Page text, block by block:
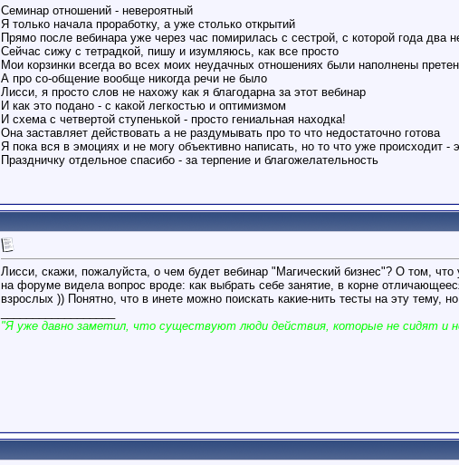
Семинар отношений - невероятный
Я только начала проработку, а уже столько открытий
Прямо после вебинара уже через час помирилась с сестрой, с которой года два
Сейчас сижу с тетрадкой, пишу и изумляюсь, как все просто
Мои корзинки всегда во всех моих неудачных отношениях были наполнены
А про со-общение вообще никогда речи не было
Лисси, я просто слов не нахожу как я благодарна за этот вебинар
И как это подано - с какой легкостью и оптимизмом
И схема с четвертой ступенькой - просто гениальная находка!
Она заставляет действовать а не раздумывать про то что недостаточно готова
Я пока вся в эмоциях и не могу объективно написать, но то что уже происходит -
Праздничку отдельное спасибо - за терпение и благожелательность
Лисси, скажи, пожалуйста, о чем будет вебинар "Магический бизнес"? О том, что
на форуме видела вопрос вроде: как выбрать себе занятие, в корне
взрослых )) Понятно, что в инете можно поискать какие-нить тесты на эту тему,
"Я уже давно заметил, что существуют люди действия, которые не сидят и